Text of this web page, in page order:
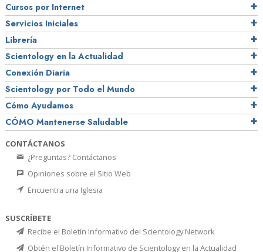
Cursos por Internet
Servicios Iniciales
Librería
Scientology en la Actualidad
Conexión Diaria
Scientology por Todo el Mundo
Cómo Ayudamos
CÓMO Mantenerse Saludable
CONTÁCTANOS
¿Preguntas? Contáctanos
Opiniones sobre el Sitio Web
Encuentra una Iglesia
SUSCRÍBETE
Recibe el Boletín Informativo del Scientology Network
Obtén el Boletín Informativo de Scientology en la Actualidad